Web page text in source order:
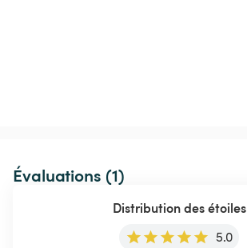
Évaluations (1)
Distribution des étoiles
5.0